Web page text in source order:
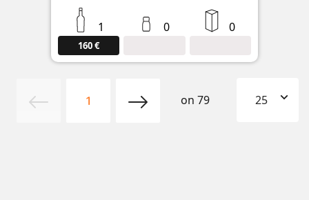
1
160 €
0 0
1 on 79 25